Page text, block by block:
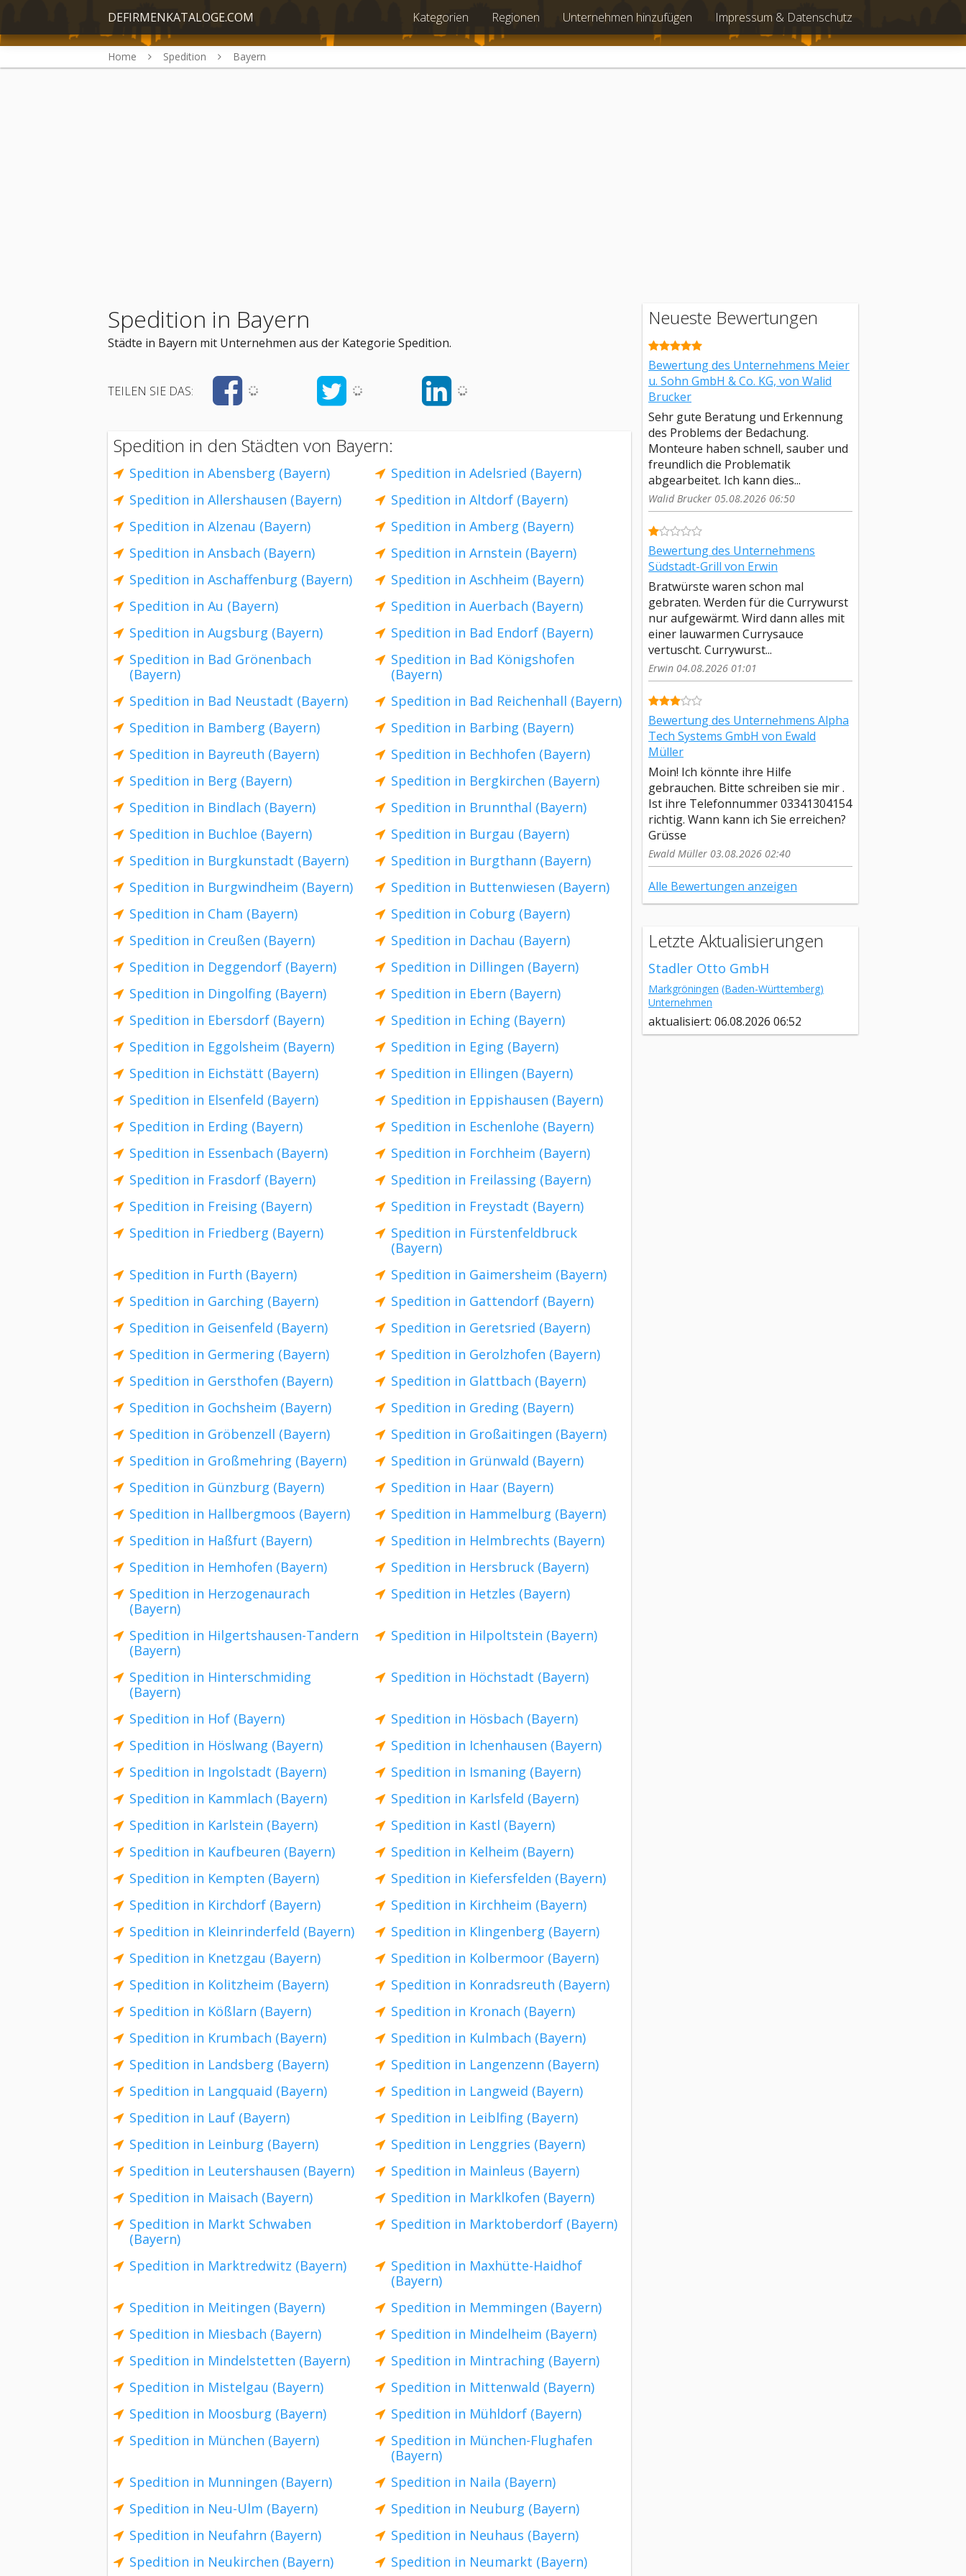
DEFIRMENKATALOGE.COM Kategorien Regionen Unternehmen hinzufügen Impressum & Datenschutz
Home Spedition Bayern
Spedition in Bayern
Städte in Bayern mit Unternehmen aus der Kategorie Spedition.
TEILEN SIE DAS:
Spedition in den Städten von Bayern:
Spedition in Abensberg (Bayern)
Spedition in Adelsried (Bayern)
Spedition in Allershausen (Bayern)
Spedition in Altdorf (Bayern)
Spedition in Alzenau (Bayern)
Spedition in Amberg (Bayern)
Spedition in Ansbach (Bayern)
Spedition in Arnstein (Bayern)
Spedition in Aschaffenburg (Bayern)
Spedition in Aschheim (Bayern)
Spedition in Au (Bayern)
Spedition in Auerbach (Bayern)
Spedition in Augsburg (Bayern)
Spedition in Bad Endorf (Bayern)
Spedition in Bad Grönenbach
(Bayern)
Spedition in Bad Königshofen
(Bayern)
Spedition in Bad Neustadt (Bayern)
Spedition in Bad Reichenhall (Bayern)
Spedition in Bamberg (Bayern)
Spedition in Barbing (Bayern)
Spedition in Bayreuth (Bayern)
Spedition in Bechhofen (Bayern)
Spedition in Berg (Bayern)
Spedition in Bergkirchen (Bayern)
Spedition in Bindlach (Bayern)
Spedition in Brunnthal (Bayern)
Spedition in Buchloe (Bayern)
Spedition in Burgau (Bayern)
Spedition in Burgkunstadt (Bayern)
Spedition in Burgthann (Bayern)
Spedition in Burgwindheim (Bayern)
Spedition in Buttenwiesen (Bayern)
Spedition in Cham (Bayern)
Spedition in Coburg (Bayern)
Spedition in Creußen (Bayern)
Spedition in Dachau (Bayern)
Spedition in Deggendorf (Bayern)
Spedition in Dillingen (Bayern)
Spedition in Dingolfing (Bayern)
Spedition in Ebern (Bayern)
Spedition in Ebersdorf (Bayern)
Spedition in Eching (Bayern)
Spedition in Eggolsheim (Bayern)
Spedition in Eging (Bayern)
Spedition in Eichstätt (Bayern)
Spedition in Ellingen (Bayern)
Spedition in Elsenfeld (Bayern)
Spedition in Eppishausen (Bayern)
Spedition in Erding (Bayern)
Spedition in Eschenlohe (Bayern)
Spedition in Essenbach (Bayern)
Spedition in Forchheim (Bayern)
Spedition in Frasdorf (Bayern)
Spedition in Freilassing (Bayern)
Spedition in Freising (Bayern)
Spedition in Freystadt (Bayern)
Spedition in Friedberg (Bayern)
Spedition in Fürstenfeldbruck
(Bayern)
Spedition in Furth (Bayern)
Spedition in Gaimersheim (Bayern)
Spedition in Garching (Bayern)
Spedition in Gattendorf (Bayern)
Spedition in Geisenfeld (Bayern)
Spedition in Geretsried (Bayern)
Spedition in Germering (Bayern)
Spedition in Gerolzhofen (Bayern)
Spedition in Gersthofen (Bayern)
Spedition in Glattbach (Bayern)
Spedition in Gochsheim (Bayern)
Spedition in Greding (Bayern)
Spedition in Gröbenzell (Bayern)
Spedition in Großaitingen (Bayern)
Spedition in Großmehring (Bayern)
Spedition in Grünwald (Bayern)
Spedition in Günzburg (Bayern)
Spedition in Haar (Bayern)
Spedition in Hallbergmoos (Bayern)
Spedition in Hammelburg (Bayern)
Spedition in Haßfurt (Bayern)
Spedition in Helmbrechts (Bayern)
Spedition in Hemhofen (Bayern)
Spedition in Hersbruck (Bayern)
Spedition in Herzogenaurach
(Bayern)
Spedition in Hetzles (Bayern)
Spedition in Hilgertshausen-Tandern
(Bayern)
Spedition in Hilpoltstein (Bayern)
Spedition in Hinterschmiding
(Bayern)
Spedition in Höchstadt (Bayern)
Spedition in Hof (Bayern)
Spedition in Hösbach (Bayern)
Spedition in Höslwang (Bayern)
Spedition in Ichenhausen (Bayern)
Spedition in Ingolstadt (Bayern)
Spedition in Ismaning (Bayern)
Spedition in Kammlach (Bayern)
Spedition in Karlsfeld (Bayern)
Spedition in Karlstein (Bayern)
Spedition in Kastl (Bayern)
Spedition in Kaufbeuren (Bayern)
Spedition in Kelheim (Bayern)
Spedition in Kempten (Bayern)
Spedition in Kiefersfelden (Bayern)
Spedition in Kirchdorf (Bayern)
Spedition in Kirchheim (Bayern)
Spedition in Kleinrinderfeld (Bayern)
Spedition in Klingenberg (Bayern)
Spedition in Knetzgau (Bayern)
Spedition in Kolbermoor (Bayern)
Spedition in Kolitzheim (Bayern)
Spedition in Konradsreuth (Bayern)
Spedition in Kößlarn (Bayern)
Spedition in Kronach (Bayern)
Spedition in Krumbach (Bayern)
Spedition in Kulmbach (Bayern)
Spedition in Landsberg (Bayern)
Spedition in Langenzenn (Bayern)
Spedition in Langquaid (Bayern)
Spedition in Langweid (Bayern)
Spedition in Lauf (Bayern)
Spedition in Leiblfing (Bayern)
Spedition in Leinburg (Bayern)
Spedition in Lenggries (Bayern)
Spedition in Leutershausen (Bayern)
Spedition in Mainleus (Bayern)
Spedition in Maisach (Bayern)
Spedition in Marklkofen (Bayern)
Spedition in Markt Schwaben
(Bayern)
Spedition in Marktoberdorf (Bayern)
Spedition in Marktredwitz (Bayern)
Spedition in Maxhütte-Haidhof
(Bayern)
Spedition in Meitingen (Bayern)
Spedition in Memmingen (Bayern)
Spedition in Miesbach (Bayern)
Spedition in Mindelheim (Bayern)
Spedition in Mindelstetten (Bayern)
Spedition in Mintraching (Bayern)
Spedition in Mistelgau (Bayern)
Spedition in Mittenwald (Bayern)
Spedition in Moosburg (Bayern)
Spedition in Mühldorf (Bayern)
Spedition in München (Bayern)
Spedition in München-Flughafen
(Bayern)
Spedition in Munningen (Bayern)
Spedition in Naila (Bayern)
Spedition in Neu-Ulm (Bayern)
Spedition in Neuburg (Bayern)
Spedition in Neufahrn (Bayern)
Spedition in Neuhaus (Bayern)
Spedition in Neukirchen (Bayern)
Spedition in Neumarkt (Bayern)
Neueste Bewertungen
Bewertung des Unternehmens Meier
u. Sohn GmbH & Co. KG, von Walid
Brucker
Sehr gute Beratung und Erkennung
des Problems der Bedachung.
Monteure haben schnell, sauber und
freundlich die Problematik
abgearbeitet. Ich kann dies...
Walid Brucker 05.08.2026 06:50
Bewertung des Unternehmens
Südstadt-Grill von Erwin
Bratwürste waren schon mal
gebraten. Werden für die Currywurst
nur aufgewärmt. Wird dann alles mit
einer lauwarmen Currysauce
vertuscht. Currywurst...
Erwin 04.08.2026 01:01
Bewertung des Unternehmens Alpha
Tech Systems GmbH von Ewald
Müller
Moin! Ich könnte ihre Hilfe
gebrauchen. Bitte schreiben sie mir .
Ist ihre Telefonnummer 03341304154
richtig. Wann kann ich Sie erreichen?
Grüsse
Ewald Müller 03.08.2026 02:40
Alle Bewertungen anzeigen
Letzte Aktualisierungen
Stadler Otto GmbH
Markgröningen (Baden-Württemberg)
Unternehmen
aktualisiert: 06.08.2026 06:52